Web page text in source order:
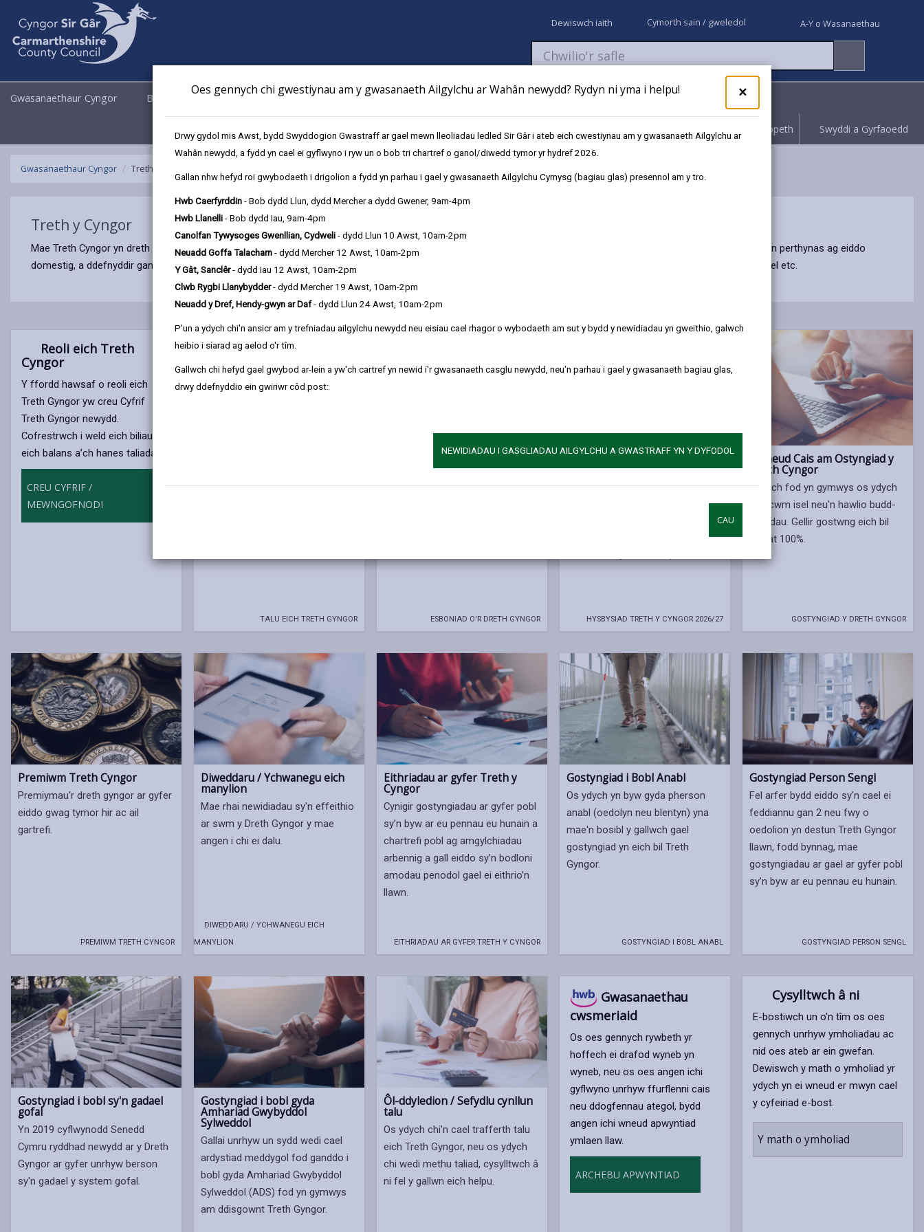
×
Oes gennych chi gwestiynau am y gwasanaeth Ailgylchu ar Wahân newydd? Rydyn ni yma i helpu!
Drwy gydol mis Awst, bydd Swyddogion Gwastraff ar gael mewn lleoliadau ledled Sir Gâr i ateb eich cwestiynau am y gwasanaeth Ailgylchu ar
Wahân newydd, a fydd yn cael ei gyflwyno i ryw un o bob tri chartref o ganol/diwedd tymor yr hydref 2026.
Gallan nhw hefyd roi gwybodaeth i drigolion a fydd yn parhau i gael y gwasanaeth Ailgylchu Cymysg (bagiau glas) presennol am y tro.
Hwb Caerfyrddin - Bob dydd Llun, dydd Mercher a dydd Gwener, 9am-4pm
Hwb Llanelli - Bob dydd Iau, 9am-4pm
Canolfan Tywysoges Gwenllian, Cydweli - dydd Llun 10 Awst, 10am-2pm
Neuadd Goffa Talacharn - dydd Mercher 12 Awst, 10am-2pm
Y Gât, Sanclêr- dydd Iau 12 Awst, 10am-2pm
Clwb Rygbi Llanybydder- dydd Mercher 19 Awst, 10am-2pm
Neuadd y Dref, Hendy-gwyn ar Daf- dydd Llun 24 Awst, 10am-2pm
P'un a ydych chi'n ansicr am y trefniadau ailgylchu newydd neu eisiau cael rhagor o wybodaeth am sut y bydd y newidiadau yn gweithio, galwch
heibio i siarad ag aelod o'r tîm.
Gallwch chi hefyd gael gwybod ar-lein a yw'ch cartref yn newid i'r gwasanaeth casglu newydd, neu'n parhau i gael y gwasanaeth bagiau glas,
drwy ddefnyddio ein gwiriwr côd post:
NEWIDIADAU I GASGLIADAU AILGYLCHU A GWASTRAFF YN Y DYFODOL
CAU
Dewiswch iaith Cymorth sain / gweledol A-Y o Wasanaethau
Gwasanaethaur Cyngor Busnes Cyngor a Democratiaeth Newyddion
Fy Nghyfrifon Talu Cyflwyno cais Rhoi gwybod Hawliwch bopeth Swyddi a Gyrfaoedd
Gwasanaethaur Cyngor Treth y Cyngor
Treth y Cyngor
Mae Treth Cyngor yn dreth sydd yn cael ei sefydlu gan cynghorwyr lleol i helpu dalu am wasanaethau yn yr ardal. Treth y Cyngor yw'r ffurf gyfredol ar drethi lleol mewn perthynas ag eiddo
domestig, a ddefnyddir gan awdurdodau lleol i godi arian i dalu am oddeutu 17% o gostau gwasanaethau lleol fel Addysg, Gwasanaethau Cymdeithasol, Casglu Sbwriel etc.
Reoli eich Treth
Cyngor
Y ffordd hawsaf o reoli eich
Treth Gyngor yw creu Cyfrif
Treth Gyngor newydd.
Cofrestrwch i weld eich biliau,
eich balans a’ch hanes taliadau.
CREU CYFRIF /
MEWNGOFNODI
mewn 10 rhandaliad misol gan
TALU EICH TRETH GYNGOR ESBONIAD O'R DRETH GYNGOR
Hysbysiad Treth y Cyngor
2026/27
Rydym wedi clustnodi £809.371m
yn ein cyllideb i wario ar ddarparu
HYSBYSIAD TRETH Y CYNGOR 2026/27
Gwneud Cais am Ostyngiad y
Dreth Cyngor
Gallech fod yn gymwys os ydych
ar incwm isel neu'n hawlio budd-
daliadau. Gellir gostwng eich bil
hyd at 100%.
GOSTYNGIAD Y DRETH GYNGOR
Premiwm Treth Cyngor
Premiymau'r dreth gyngor ar gyfer
eiddo gwag tymor hir ac ail
gartrefi.
PREMIWM TRETH CYNGOR
Diweddaru / Ychwanegu eich
manylion
Mae rhai newidiadau sy'n effeithio
ar swm y Dreth Gyngor y mae
angen i chi ei dalu.
DIWEDDARU / YCHWANEGU EICH
MANYLION
Eithriadau ar gyfer Treth y
Cyngor
Cynigir gostyngiadau ar gyfer pobl
sy’n byw ar eu pennau eu hunain a
chartrefi pobl ag amgylchiadau
arbennig a gall eiddo sy’n bodloni
amodau penodol gael ei eithrio’n
llawn.
EITHRIADAU AR GYFER TRETH Y CYNGOR
Gostyngiad i Bobl Anabl
Os ydych yn byw gyda pherson
anabl (oedolyn neu blentyn) yna
mae'n bosibl y gallwch gael
gostyngiad yn eich bil Treth
Gyngor.
GOSTYNGIAD I BOBL ANABL
Gostyngiad Person Sengl
Fel arfer bydd eiddo sy'n cael ei
feddiannu gan 2 neu fwy o
oedolion yn destun Treth Gyngor
llawn, fodd bynnag, mae
gostyngiadau ar gael ar gyfer pobl
sy’n byw ar eu pennau eu hunain.
GOSTYNGIAD PERSON SENGL
Gostyngiad i bobl sy'n gadael
gofal
Yn 2019 cyflwynodd Senedd
Cymru ryddhad newydd ar y Dreth
Gyngor ar gyfer unrhyw berson
sy'n gadael y system gofal.
Gostyngiad i bobl gyda
Amhariad Gwybyddol
Sylweddol
Gallai unrhyw un sydd wedi cael
ardystiad meddygol fod ganddo i
bobl gyda Amhariad Gwybyddol
Sylweddol (ADS) fod yn gymwys
am ddisgownt Treth Gyngor.
Ôl-ddyledion / Sefydlu cynllun
talu
Os ydych chi'n cael trafferth talu
eich Treth Gyngor, neu os ydych
chi wedi methu taliad, cysylltwch â
ni fel y gallwn eich helpu.
Gwasanaethau
cwsmeriaid
Os oes gennych rywbeth yr
hoffech ei drafod wyneb yn
wyneb, neu os oes angen ichi
gyflwyno unrhyw ffurflenni cais
neu ddogfennau ategol, bydd
angen ichi wneud apwyntiad
ymlaen llaw.
ARCHEBU APWYNTIAD
Cysylltwch â ni
E-bostiwch un o'n tîm os oes
gennych unrhyw ymholiadau ac
nid oes ateb ar ein gwefan.
Dewiswch y math o ymholiad yr
ydych yn ei wneud er mwyn cael
y cyfeiriad e-bost.
Y math o ymholiad